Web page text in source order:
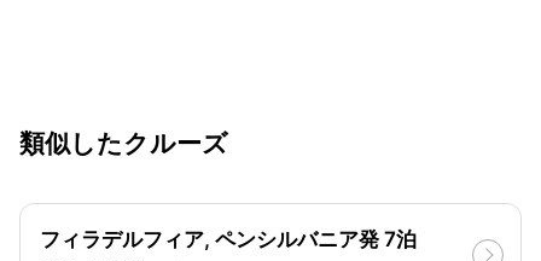
類似したクルーズ
フィラデルフィア, ペンシルバニア発 7泊